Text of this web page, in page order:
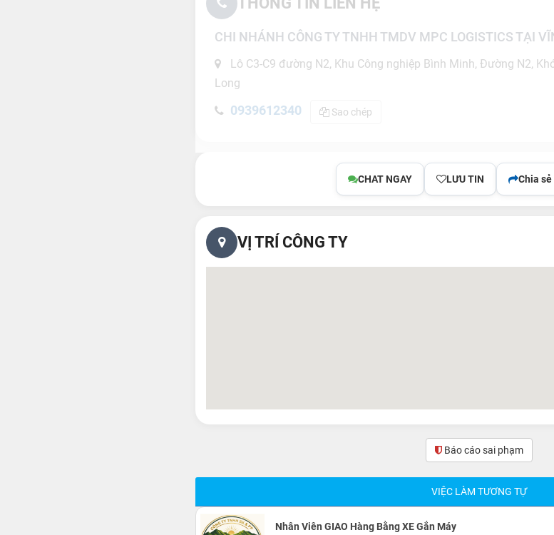
CHI NHÁNH CÔNG TY TNHH TMDV MPC LOGISTICS TẠI
Lô C3-C9 đường N2, Khu Công nghiệp Bình Minh, Đường N2,
Long
0939612340 Sao chép
CHAT NGAY LƯU TIN Chia sẻ
VỊ TRÍ CÔNG TY
Báo cáo sai phạm(0)
VIỆC LÀM TƯƠNG TỰ
Nhân Viên GIAO Hàng Bằng XE Gắn Máy